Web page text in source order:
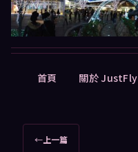
首頁 關於 JustFly
←上一篇